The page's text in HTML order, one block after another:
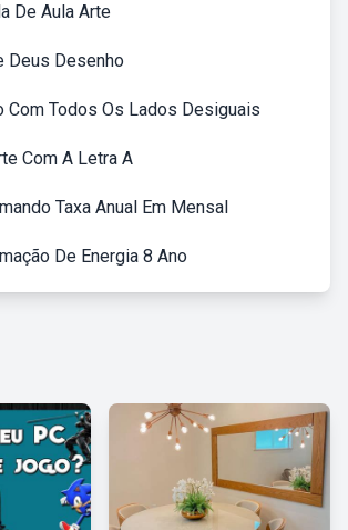
De Aula Arte
Deus Desenho
Com Todos Os Lados Desiguais
Com A Letra A
Taxa Anual Em Mensal
De Energia 8 Ano